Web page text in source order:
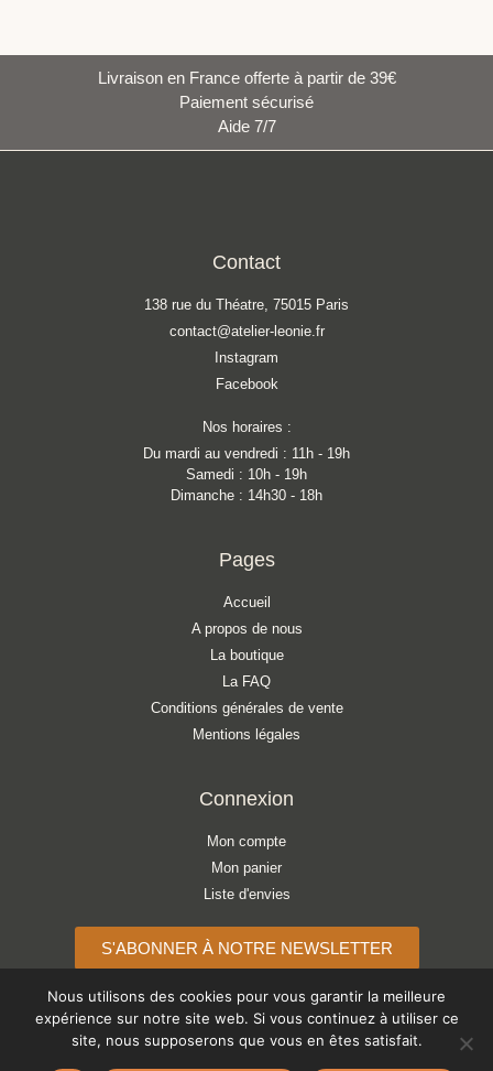
Livraison en France offerte à partir de 39€
Paiement sécurisé
Aide 7/7
Contact
138 rue du Théatre, 75015 Paris
contact@atelier-leonie.fr
Instagram
Facebook
Nos horaires :
Du mardi au vendredi : 11h - 19h
Samedi : 10h - 19h
Dimanche : 14h30 - 18h
Pages
Accueil
A propos de nous
La boutique
La FAQ
Conditions générales de vente
Mentions légales
Connexion
Mon compte
Mon panier
Liste d'envies
S'ABONNER À NOTRE NEWSLETTER
Copyright © 2026 ATELIER LÉONIE
Nous utilisons des cookies pour vous garantir la meilleure
expérience sur notre site web. Si vous continuez à utiliser ce
site, nous supposerons que vous en êtes satisfait.